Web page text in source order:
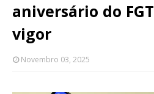
aniversário do
vigor
Novembro 03, 2025